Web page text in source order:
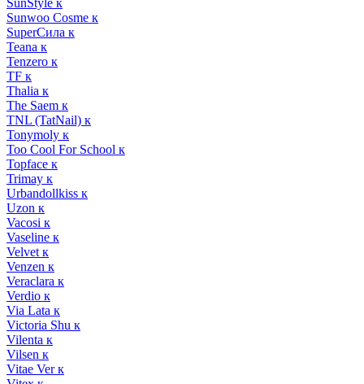
SunStyle к
Sunwoo Cosme к
SuperСила к
Teana к
Tenzero к
TF к
Thalia к
The Saem к
TNL (TatNail) к
Tonymoly к
Too Cool For School к
Topface к
Trimay к
Urbandollkiss к
Uzon к
Vacosi к
Vaseline к
Velvet к
Venzen к
Veraclara к
Verdio к
Via Lata к
Victoria Shu к
Vilenta к
Vilsen к
Vitae Ver к